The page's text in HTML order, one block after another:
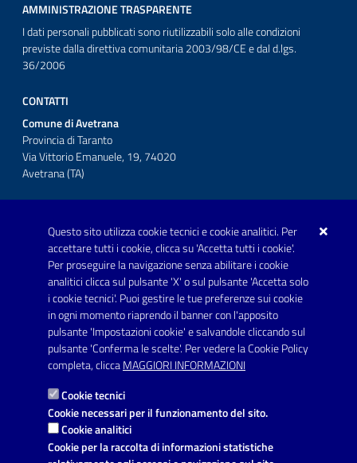
Questo sito utilizza cookie tecnici e cookie analitici. Per
accettare tutti i cookie, clicca su 'Accetta tutti i cookie'.
Per proseguire la navigazione senza abilitare i cookie
analitici clicca sul pulsante 'X' o sul pulsante 'Accetta solo
i cookie tecnici'. Puoi gestire le tue preferenze sui cookie
in ogni momento riaprendo il banner con l'apposito
pulsante 'Impostazioni cookie' e salvandole cliccando sul
pulsante 'Conferma le scelte'. Per vedere la Cookie Policy
completa, cliccaMAGGIORI INFORMAZIONI
Cookie tecnici
Cookie necessari per il funzionamento del sito.
Cookie analitici
Cookie per la raccolta di informazioni statistiche
AMMINISTRAZIONE TRASPARENTE
I dati personali pubblicati sono riutilizzabili solo alle condizioni
previste dalla direttiva comunitaria 2003/98/CE e dal d.lgs.
36/2006
CONTATTI
Comune di Avetrana
Provincia di Taranto
Via Vittorio Emanuele, 19, 74020
Avetrana (TA)
Telefono: 0999707766
Fax: 0999704336
Posta Elettronica Certificata:
prot.comune.avetrana@pec.rupar.puglia.it
Link utili
Informativa privacy
Dichiarazione di accessibilità
Note legali